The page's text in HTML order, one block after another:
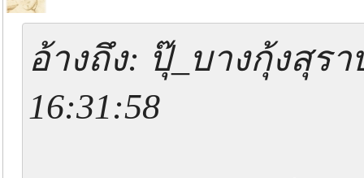
อ้างถึง: ปุ๊_บางกุ้งสุรา
16:31:58